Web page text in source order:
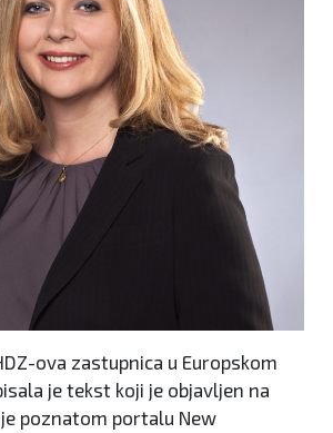
ova zastupnica u Europskom
je tekst koji je objavljen na
poznatom portalu New